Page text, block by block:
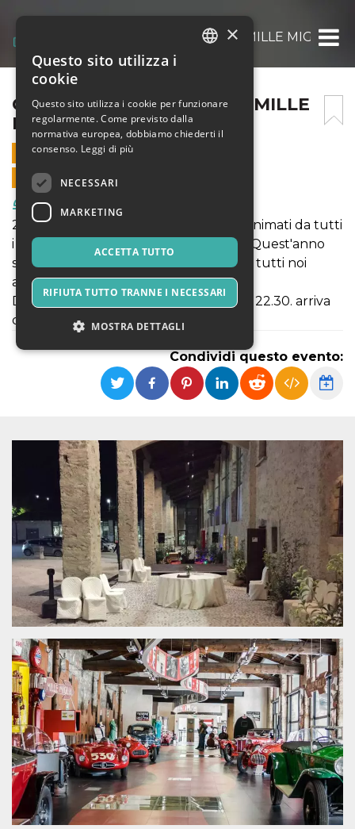
CIBODIMEZZO AL MUSEO MILLE MIGLIA
CIBODIMEZZO AL MUSEO MILLE
MIGLIA
4 GIUGNO 2023 - 19:15
VENDITE ONLINE TERMINATE
Food & Beverages
2 percorsi enogastronomici curati ed animati da tutti
i ristoranti e i produttori del progetto. Quest'anno
sarà il Museo Mille Miglia ad accogliere tutti noi
appassionati del cibo.
Domenica 4 giugno dalle ore 19.15 alle 22.30. arriva
quando vuoi.
Condividi questo evento:
×
Questo sito utilizza i
cookie
Questo sito utilizza i cookie per funzionare
regolarmente. Come previsto dalla
normativa europea, dobbiamo chiederti il
consenso. Leggi di più
NECESSARI
MARKETING
ACCETTA TUTTO
RIFIUTA TUTTO TRANNE I NECESSARI
MOSTRA DETTAGLI
Necessari Marketing
servizi qui presenti non potranno funzionare
senza.
Nome
Provider /
Dominio
Scadenza Descrizione
cf_clearance
Cloudflare,
Inc.
.oooh.events
1 anno
Clearance
Cookie from
CloudFlare
stores the proof
of challenge
passed. It is
used to no
longer issue a
captcha or
jschallenge
challenge if
required to
reach origin
server.
wordpress_test_cookie
Automattic
Inc.
.oooh.events
Sessione
Cookie di
Wordpress,
verifica che il
browser accetti i
cookie.
PHPSESSID
PHP.net
oooh.events
Sessione
Cookie
generato da
applicazioni
basate sul
linguaggio PHP.
Si tratta di un
identificatore